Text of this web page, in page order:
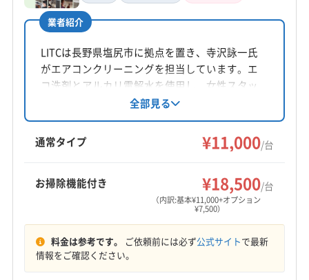
業者紹介
LITCは長野県塩尻市に拠点を置き、寺沢詠一氏
がエアコンクリーニングを担当しています。エ
コ洗剤とアルカリ電解水を使用し、女性スタッ
フ同行も可能。損害保険加入済みで安心です。
丁寧な作業報告とアフターフォローで快適な空
間を提供します。
全部見る
通常タイプ ¥11,000/台
お掃除機能付き ¥18,500/台
（内訳:基本¥11,000+オプション
¥7,500）
料金は参考です。 ご依頼前には必ず公式サイトで最新
情報をご確認ください。